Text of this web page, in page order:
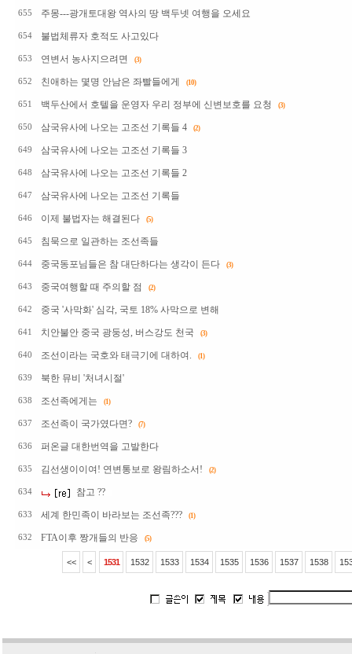
655 주몽---광개토대왕 역사의 땅 백두넷 여행을 오세요
654 불법체류자 호적도 사고있다
653 연변서 농사지으려면 (3)
652 친애하는 몇명 안남은 좌빨들에게 (10)
651 백두산에서 호텔을 운영자 우리 정부에 신변보호를 요청 (3)
650 삼국유사에 나오는 고조선 기록들 4 (2)
649 삼국유사에 나오는 고조선 기록들 3
648 삼국유사에 나오는 고조선 기록들 2
647 삼국유사에 나오는 고조선 기록들
646 이제 불법자는 해결된다 (5)
645 침묵으로 일관하는 조선족들
644 중국동포님들은 참 대단하다는 생각이 든다 (3)
643 중국여행할 때 주의할 점 (2)
642 중국 '사막화' 심각, 국토 18% 사막으로 변해
641 치안불안 중국 광둥성, 버스강도 천국 (3)
640 조선이라는 국호와 태극기에 대하여. (1)
639 북한 뮤비 '처녀시절'
638 조선족에게는 (1)
637 조선족이 국가였다면? (7)
636 퍼온글 대한번역을 고발한다
635 김선생이이여! 연변통보로 왕림하소서! (2)
634 참고 ??
633 세계 한민족이 바라보는 조선족??? (1)
632 FTA이후 짱개들의 반응 (5)
<< < 1531 1532 1533 1534 1535 1536 1537 1538